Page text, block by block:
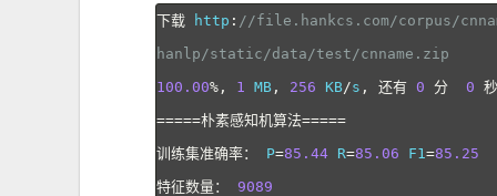
下载 http : //file.hankcs.com/corpus/
hanlp/static/data/test/cnname.zip
100.00%, 1 MB , 256 KB/s , 还有 0 分 0 秒
=====朴素感知机算法=====
训练集准确率：
P=85.44 R=85.06 F1=85.25
特征数量：
9089